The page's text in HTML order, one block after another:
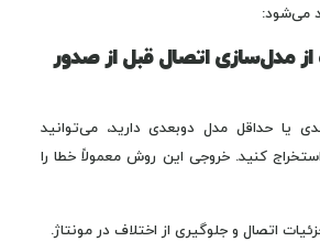
می‌شود:
از مدل‌سازی اتصال قبل از صدور
یا حداقل مدل دوبعدی دارید، می‌توانید
کنید. خروجی این روش معمولاً خطا را
اتصال و جلوگیری از اختلاف در مونتاژ.